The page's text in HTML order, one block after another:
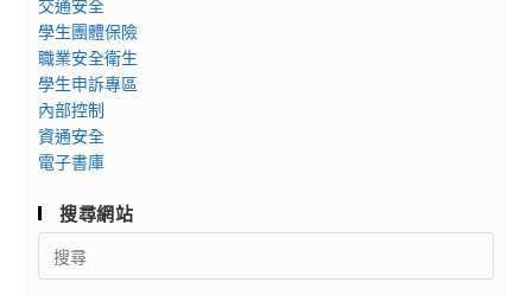
交通安全
學生團體保險
職業安全衛生
學生申訴專區
內部控制
資通安全
電子書庫
搜尋網站
Search
for: